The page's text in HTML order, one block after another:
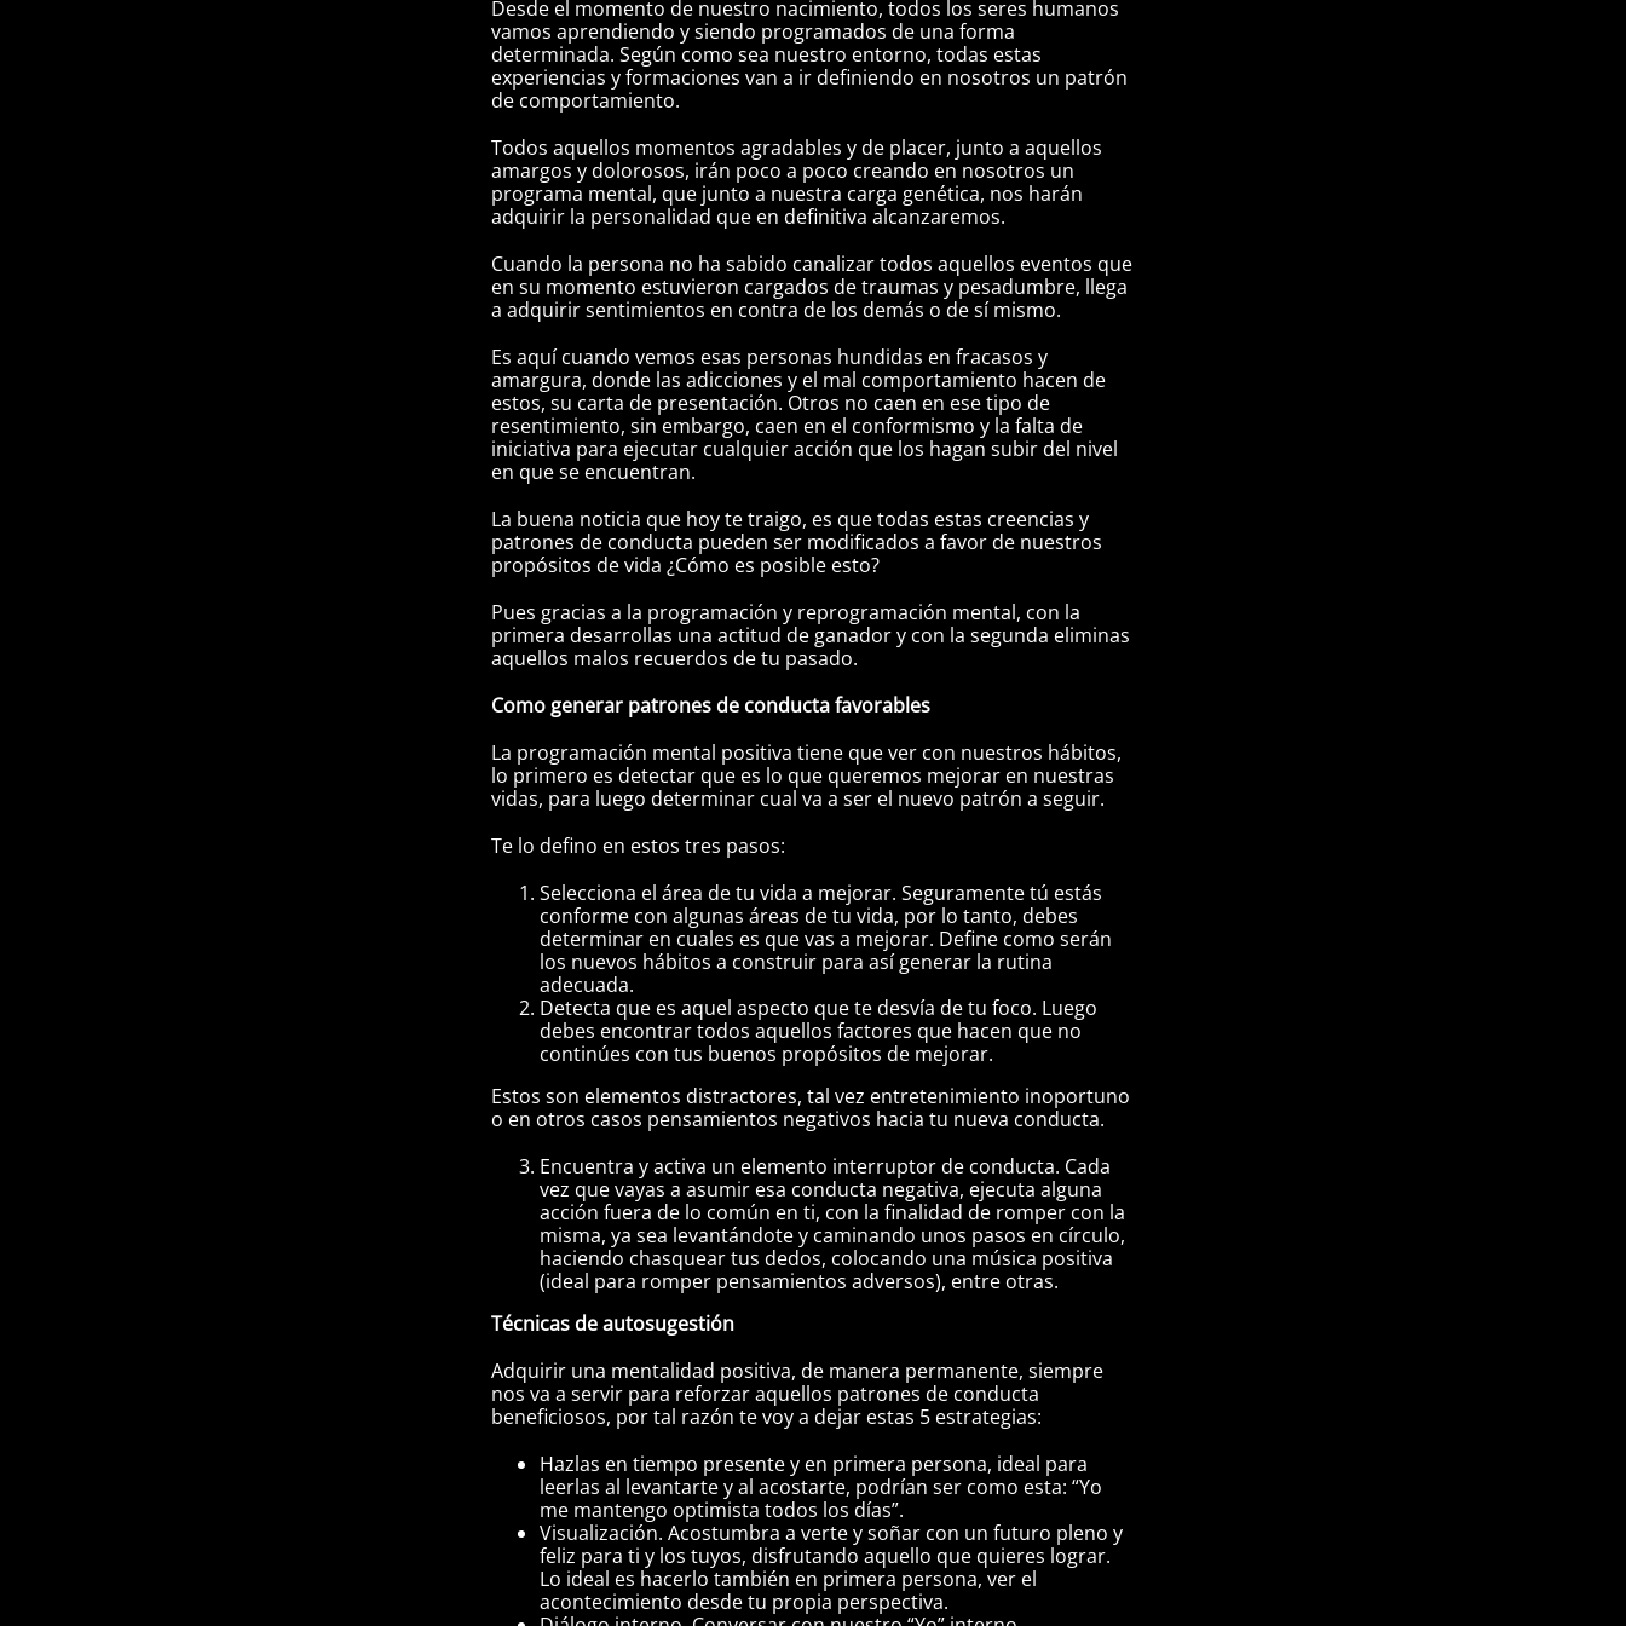
Desde el momento de nuestro nacimiento, todos los seres humanos
vamos aprendiendo y siendo programados de una forma
determinada. Según como sea nuestro entorno, todas estas
experiencias y formaciones van a ir definiendo en nosotros un patrón
de comportamiento.
Todos aquellos momentos agradables y de placer, junto a aquellos
amargos y dolorosos, irán poco a poco creando en nosotros un
programa mental, que junto a nuestra carga genética, nos harán
adquirir la personalidad que en definitiva alcanzaremos.
Cuando la persona no ha sabido canalizar todos aquellos eventos que
en su momento estuvieron cargados de traumas y pesadumbre, llega
a adquirir sentimientos en contra de los demás o de sí mismo.
Es aquí cuando vemos esas personas hundidas en fracasos y
amargura, donde las adicciones y el mal comportamiento hacen de
estos, su carta de presentación. Otros no caen en ese tipo de
resentimiento, sin embargo, caen en el conformismo y la falta de
iniciativa para ejecutar cualquier acción que los hagan subir del nivel
en que se encuentran.
La buena noticia que hoy te traigo, es que todas estas creencias y
patrones de conducta pueden ser modificados a favor de nuestros
propósitos de vida ¿Cómo es posible esto?
Pues gracias a la programación y reprogramación mental, con la
primera desarrollas una actitud de ganador y con la segunda eliminas
aquellos malos recuerdos de tu pasado.
Como generar patrones de conducta favorables
La programación mental positiva tiene que ver con nuestros hábitos,
lo primero es detectar que es lo que queremos mejorar en nuestras
vidas, para luego determinar cual va a ser el nuevo patrón a seguir.
Te lo defino en estos tres pasos:
Selecciona el área de tu vida a mejorar. Seguramente tú estás
conforme con algunas áreas de tu vida, por lo tanto, debes
determinar en cuales es que vas a mejorar. Define como serán
los nuevos hábitos a construir para así generar la rutina
adecuada.
Detecta que es aquel aspecto que te desvía de tu foco. Luego
debes encontrar todos aquellos factores que hacen que no
continúes con tus buenos propósitos de mejorar.
Estos son elementos distractores, tal vez entretenimiento inoportuno
o en otros casos pensamientos negativos hacia tu nueva conducta.
Encuentra y activa un elemento interruptor de conducta. Cada
vez que vayas a asumir esa conducta negativa, ejecuta alguna
acción fuera de lo común en ti, con la finalidad de romper con la
misma, ya sea levantándote y caminando unos pasos en círculo,
haciendo chasquear tus dedos, colocando una música positiva
(ideal para romper pensamientos adversos), entre otras.
Técnicas de autosugestión
Adquirir una mentalidad positiva, de manera permanente, siempre
nos va a servir para reforzar aquellos patrones de conducta
beneficiosos, por tal razón te voy a dejar estas 5 estrategias:
Hazlas en tiempo presente y en primera persona, ideal para
leerlas al levantarte y al acostarte, podrían ser como esta: “Yo
me mantengo optimista todos los días”.
Visualización. Acostumbra a verte y soñar con un futuro pleno y
feliz para ti y los tuyos, disfrutando aquello que quieres lograr.
Lo ideal es hacerlo también en primera persona, ver el
acontecimiento desde tu propia perspectiva.